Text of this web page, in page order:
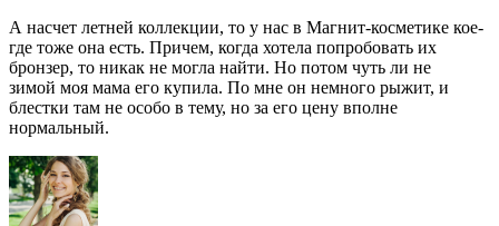
А насчет летней коллекции, то у нас в Магнит-косметике кое-
где тоже она есть. Причем, когда хотела попробовать их
бронзер, то никак не могла найти. Но потом чуть ли не
зимой моя мама его купила. По мне он немного рыжит, и
блестки там не особо в тему, но за его цену вполне
нормальный.